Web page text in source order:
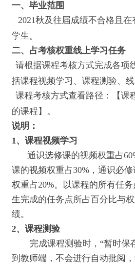
一、毕业范围
2021秋及往届成绩不合格且
学生。
二、占考核权重线上学习任务
请根据课程考核方式完成各项
括课程视频学习、课程测验、线
课程考核方式查看路径：【课
的课程】。
说明：
1、课程视频学习
通识选修课的视频权重占
课的视频权重占30%，通识必
权重占20%。以课程的所有任
生完成的任务点所占百分比与
绩。
2、课程测验
完成课程测验时，“暂时保
到教师端，不会进行自动批阅